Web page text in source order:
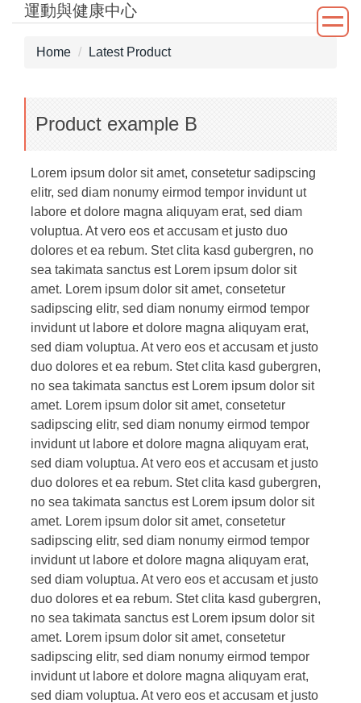
Jump
運動與健康中心
Home Latest Product
Product example B
Lorem ipsum dolor sit amet, consetetur sadipscing
elitr, sed diam nonumy eirmod tempor invidunt ut
labore et dolore magna aliquyam erat, sed diam
voluptua. At vero eos et accusam et justo duo
dolores et ea rebum. Stet clita kasd gubergren, no
sea takimata sanctus est Lorem ipsum dolor sit
amet. Lorem ipsum dolor sit amet, consetetur
sadipscing elitr, sed diam nonumy eirmod tempor
invidunt ut labore et dolore magna aliquyam erat,
sed diam voluptua. At vero eos et accusam et justo
duo dolores et ea rebum. Stet clita kasd gubergren,
no sea takimata sanctus est Lorem ipsum dolor sit
amet. Lorem ipsum dolor sit amet, consetetur
sadipscing elitr, sed diam nonumy eirmod tempor
invidunt ut labore et dolore magna aliquyam erat,
sed diam voluptua. At vero eos et accusam et justo
duo dolores et ea rebum. Stet clita kasd gubergren,
no sea takimata sanctus est Lorem ipsum dolor sit
amet. Lorem ipsum dolor sit amet, consetetur
sadipscing elitr, sed diam nonumy eirmod tempor
invidunt ut labore et dolore magna aliquyam erat,
sed diam voluptua. At vero eos et accusam et justo
duo dolores et ea rebum. Stet clita kasd gubergren,
no sea takimata sanctus est Lorem ipsum dolor sit
amet. Lorem ipsum dolor sit amet, consetetur
sadipscing elitr, sed diam nonumy eirmod tempor
invidunt ut labore et dolore magna aliquyam erat,
sed diam voluptua. At vero eos et accusam et justo